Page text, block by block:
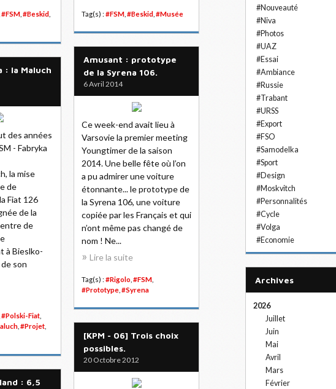
#FSM #Beskid Tag(s) : #FSM #Beskid #Musée
Amusant : prototype
de la Syrena 106.
6 Avril 2014
Ce week-end avait lieu à
Varsovie la premier meeting
Youngtimer de la saison
2014. Une belle fête où l’on
a pu admirer une voiture
étonnante... le prototype de
la Syrena 106, une voiture
copiée par les Français et qui
n’ont même pas changé de
nom ! Ne...
Lire la suite
Tag(s) : #Rigolo #FSM
#Prototype #Syrena
: la Maluch
des années
- Fabryka
la mise
de
Fiat 126
de la
de
à Bieslko-
son
#Polski-Fiat
#Projet
[KPM - 06] Trois choix
possibles.
20 Octobre 2012
: 6,5
#Nouveauté
#Niva
#Photos
#UAZ
#Essai
#Ambiance
#Russie
#Trabant
#URSS
#Export
#FSO
#Samodelka
#Sport
#Design
#Moskvitch
#Personnalités
#Cycle
#Volga
#Economie
Archives
2026
Juillet
Juin
Mai
Avril
Mars
Février